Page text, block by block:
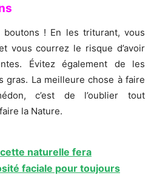
boutons ! En les triturant, vous
vous courrez le risque d’avoir
Évitez également de les
gras. La meilleure chose à faire
c’est de l’oublier tout
la Nature.
naturelle fera
faciale pour toujours